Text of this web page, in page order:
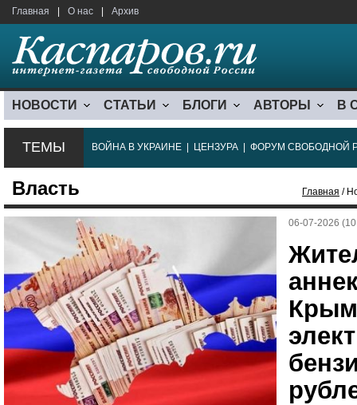
Главная О нас Архив
НОВОСТИ СТАТЬИ БЛОГИ АВТОРЫ В
ТЕМЫ ВОЙНА В УКРАИНЕ ЦЕНЗУРА ФОРУМ СВОБОДНОЙ
Власть Главная /
06-07-2026